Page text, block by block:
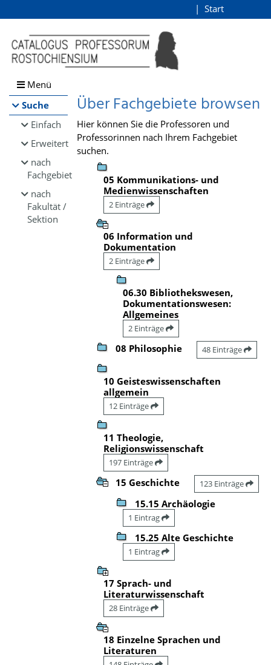
Browsen
direkt zum Inhalt
Start
Menü
Suche
Einfach
Erweitert
nach
Fachgebiet
nach
Fakultät /
Sektion
Über Fachgebiete browsen
Hier können Sie die Professoren und
Professorinnen nach Ihrem Fachgebiet
suchen.
05 Kommunikations- und
Medienwissenschaften
2 Einträge
06 Information und
Dokumentation
2 Einträge
06.30 Bibliothekswesen,
Dokumentationswesen:
Allgemeines
2 Einträge
08 Philosophie 48 Einträge
10 Geisteswissenschaften
allgemein
12 Einträge
11 Theologie,
Religionswissenschaft
197 Einträge
15 Geschichte 123 Einträge
15.15 Archäologie
1 Eintrag
15.25 Alte Geschichte
1 Eintrag
17 Sprach- und
Literaturwissenschaft
28 Einträge
18 Einzelne Sprachen und
Literaturen